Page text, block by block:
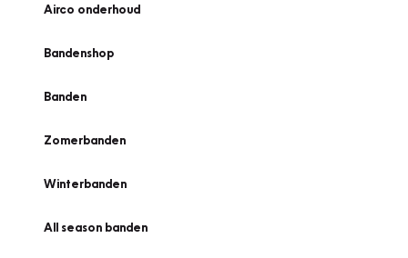
Airco onderhoud
Bandenshop
Banden
Zomerbanden
Winterbanden
All season banden